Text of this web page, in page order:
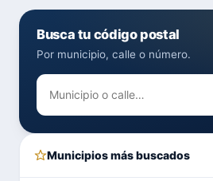
Busca tu código postal
Por municipio, calle o número.
Municipios más buscados